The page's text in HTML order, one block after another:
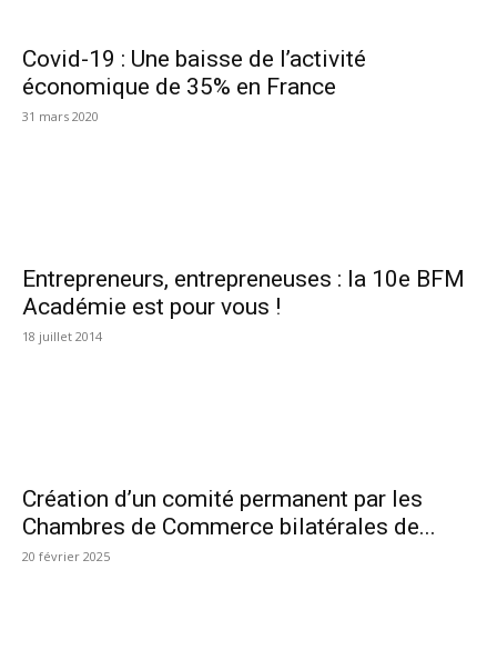
Covid-19 : Une baisse de l’activité
économique de 35% en France
31 mars 2020
Entrepreneurs, entrepreneuses : la 10e BFM
Académie est pour vous !
18 juillet 2014
Création d’un comité permanent par les
Chambres de Commerce bilatérales de...
20 février 2025